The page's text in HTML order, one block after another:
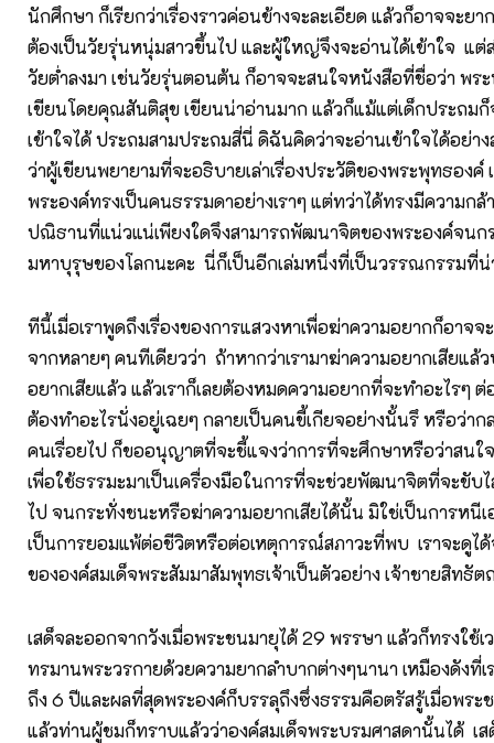
นักศึกษา ก็เรียกว่าเรื่องราวค่อนข้างจะละเอียด แล้วก็อาจจะย
ต้องเป็นวัยรุ่นหนุ่มสาวขึ้นไป และผู้ใหญ่จึงจะอ่านได้เข้าใจ แ
วัยต่ำลงมา เช่นวัยรุ่นตอนต้น ก็อาจจะสนใจหนังสือที่ชื่อว่า พร
เขียนโดยคุณสันติสุข เขียนน่าอ่านมาก แล้วก็แม้แต่เด็กประถมก็
เข้าใจได้ ประถมสามประถมสี่นี่ ดิฉันคิดว่าจะอ่านเข้าใจได้อย่าง
ว่าผู้เขียนพยายามที่จะอธิบายเล่าเรื่องประวัติของพระพุทธองค์
พระองค์ทรงเป็นคนธรรมดาอย่างเราๆ แต่ทว่าได้ทรงมีความกล้
ปณิธานที่แน่วแน่เพียงใดจึงสามารถพัฒนาจิตของพระองค์จนก
มหาบุรุษของโลกนะคะ นี่ก็เป็นอีกเล่มหนึ่งที่เป็นวรรณกรรมที่
ทีนี้เมื่อเราพูดถึงเรื่องของการแสวงหาเพื่อฆ่าความอยากก็อาจ
จากหลายๆ คนทีเดียวว่า ถ้าหากว่าเรามาฆ่าความอยากเสียแล้
อยากเสียแล้ว แล้วเราก็เลยต้องหมดความอยากที่จะทำอะไรๆ
ต้องทำอะไรนั่งอยู่เฉยๆ กลายเป็นคนขี้เกียจอย่างนั้นรึ หรือว่า
คนเรื่อยไป ก็ขออนุญาตที่จะชี้แจงว่าการที่จะศึกษาหรือว่าสนใ
เพื่อใช้ธรรมะมาเป็นเครื่องมือในการที่จะช่วยพัฒนาจิตที่จะขับ
ไป จนกระทั่งชนะหรือฆ่าความอยากเสียได้นั้น มิใช่เป็นการหนี
เป็นการยอมแพ้ต่อชีวิตหรือต่อเหตุการณ์สภาวะที่พบ เราจะดูไ
ขององค์สมเด็จพระสัมมาสัมพุทธเจ้าเป็นตัวอย่าง เจ้าชายสิทธัต
เสด็จละออกจากวังเมื่อพระชนมายุได้ 29 พรรษา แล้วก็ทรงใช้
ทรมานพระวรกายด้วยความยากลำบากต่างๆนานา เหมืองดังที่เ
ถึง 6 ปีและผลที่สุดพระองค์ก็บรรลุถึงซึ่งธรรมคือตรัสรู้เมื่อพระ
แล้วท่านผู้ชมก็ทราบแล้วว่าองค์สมเด็จพระบรมศาสดานั้นได้ เ